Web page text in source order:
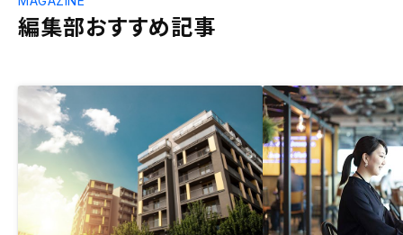
編集部おすすめ記事